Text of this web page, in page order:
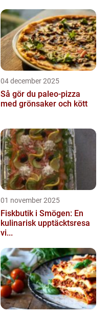
04 december 2025
Så gör du paleo-pizza
med grönsaker och kött
01 november 2025
Fiskbutik i Smögen: En
kulinarisk upptäcktsresa
vi...